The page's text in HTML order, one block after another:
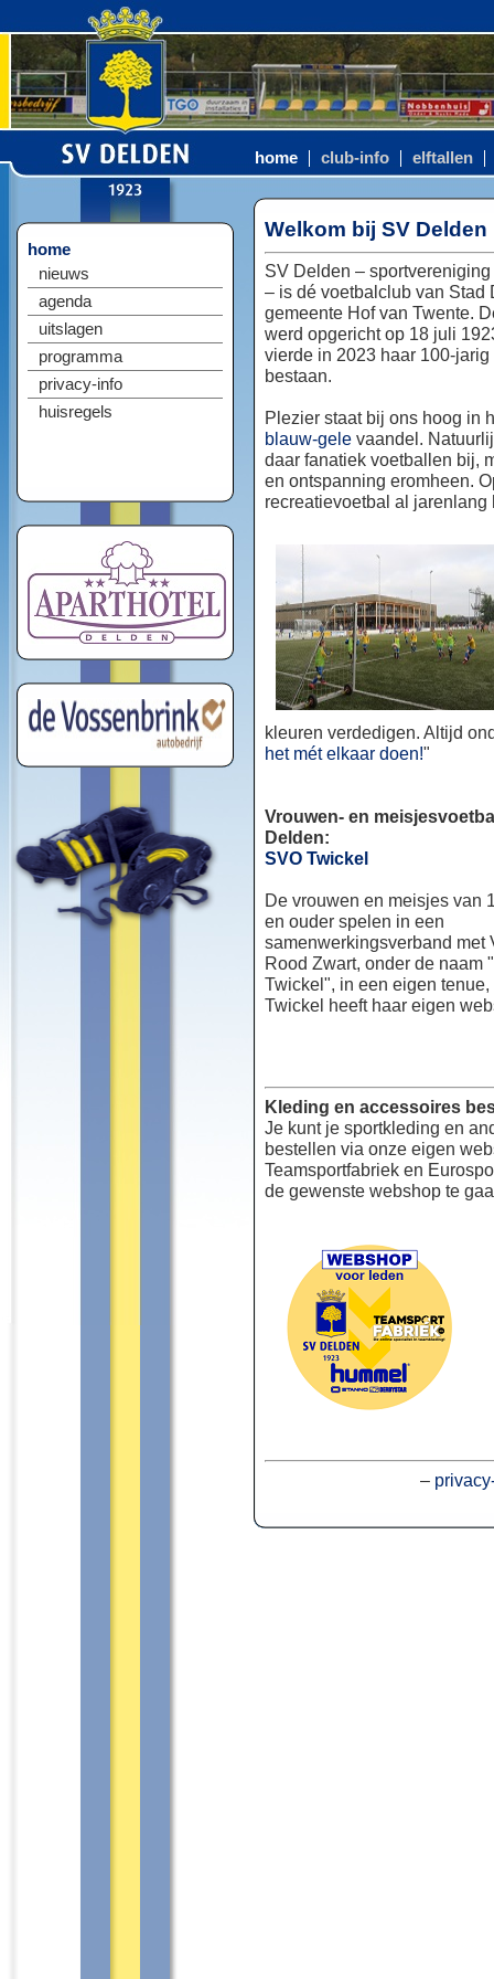
home club-info elftallen
home
nieuws
agenda
uitslagen
programma
privacy-info
huisregels
Welkom bij SV Delden
SV Delden –
– is dé voetbalclub van Stad
gemeente Hof van Twente.
werd opgericht op 18 juli
vierde in 2023 haar 100-jarig
bestaan.
Plezier staat bij ons hoog in
blauw-gele vaandel.
daar fanatiek voetballen bij,
en ontspanning eromheen.
recreatievoetbal al jarenlang
kleuren verdedigen. Altijd
het mét elkaar doen!"
Vrouwen- en
Delden:
SVO Twickel
De vrouwen en meisjes van
en ouder spelen in een
samenwerkingsverband met
Rood Zwart, onder de naam
Twickel", in een eigen
Twickel heeft haar eigen
Kleding en accessoires
Je kunt je sportkleding en
bestellen via onze eigen
Teamsportfabriek en
de gewenste webshop te
–